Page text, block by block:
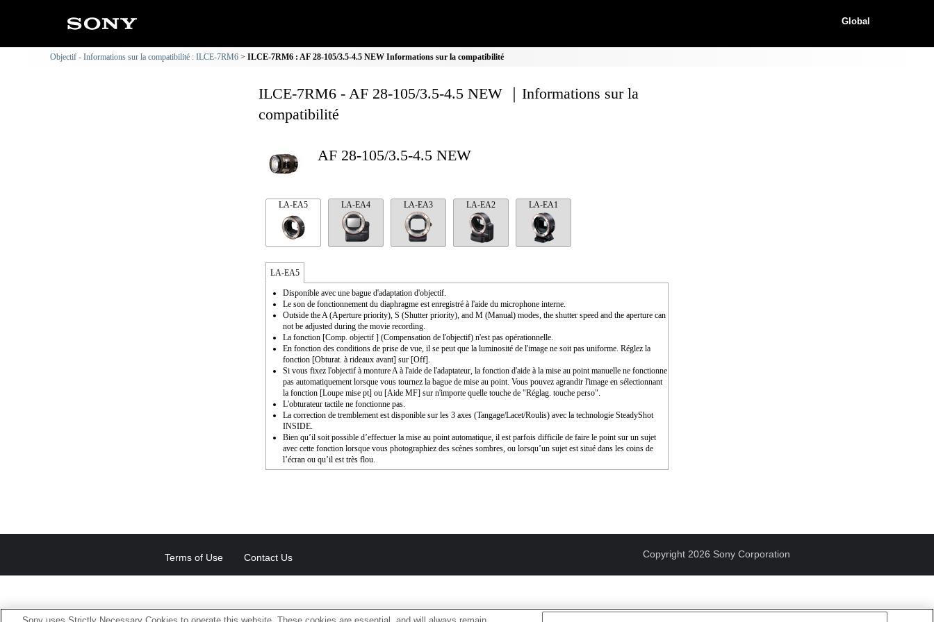
Global
Objectif - Informations sur la compatibilité : ILCE-7RM6 ILCE-7RM6 : AF 28-105/3.5-4.5 NEW Informations sur la compatibilité
ILCE-7RM6 - AF 28-105/3.5-4.5 NEW ｜Informations sur la
compatibilité
AF 28-105/3.5-4.5 NEW
LA-EA5 LA-EA4 LA-EA3 LA-EA2 LA-EA1
LA-EA5
Disponible avec une bague d'adaptation d'objectif.
Le son de fonctionnement du diaphragme est enregistré à l'aide du microphone interne.
Outside the A (Aperture priority), S (Shutter priority), and M (Manual) modes, the shutter speed and the aperture can
not be adjusted during the movie recording.
La fonction [Comp. objectif ] (Compensation de l'objectif) n'est pas opérationnelle.
En fonction des conditions de prise de vue, il se peut que la luminosité de l'image ne soit pas uniforme. Réglez la
fonction [Obturat. à rideaux avant] sur [Off].
Si vous fixez l'objectif à monture A à l'aide de l'adaptateur, la fonction d'aide à la mise au point manuelle ne fonctionne
pas automatiquement lorsque vous tournez la bague de mise au point. Vous pouvez agrandir l'image en sélectionnant
la fonction [Loupe mise pt] ou [Aide MF] sur n'importe quelle touche de "Réglag. touche perso".
L'obturateur tactile ne fonctionne pas.
La correction de tremblement est disponible sur les 3 axes (Tangage/Lacet/Roulis) avec la technologie SteadyShot
INSIDE.
Bien qu’il soit possible d’effectuer la mise au point automatique, il est parfois difficile de faire le point sur un sujet
avec cette fonction lorsque vous photographiez des scènes sombres, ou lorsqu’un sujet est situé dans les coins de
l’écran ou qu’il est très flou.
Terms of Use Contact Us Copyright 2026 Sony Corporation